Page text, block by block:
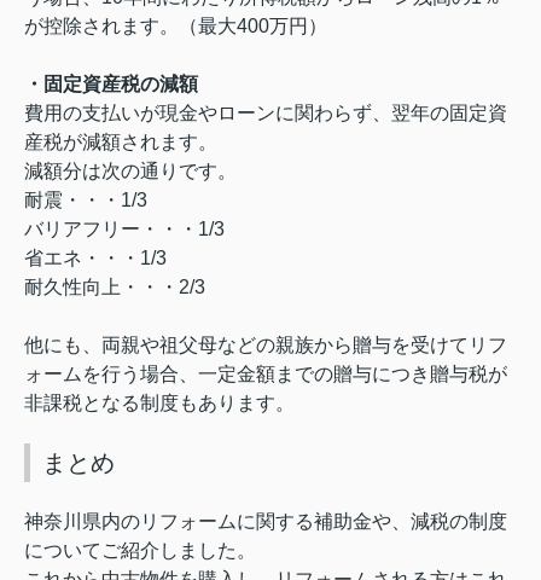
が控除されます。（最大400万円）
・固定資産税の減額
費用の支払いが現金やローンに関わらず、翌年の固定資
産税が減額されます。
減額分は次の通りです。
耐震・・・ 1/3
バリアフリー・・・ 1/3
省エネ・・・ 1/3
耐久性向上・・・ 2/3
他にも、両親や祖父母などの親族から贈与を受けてリフ
ォームを行う場合、一定金額までの贈与につき贈与税が
非課税となる制度もあります。
まとめ
神奈川県内のリフォームに関する補助金や、減税の制度
についてご紹介しました。